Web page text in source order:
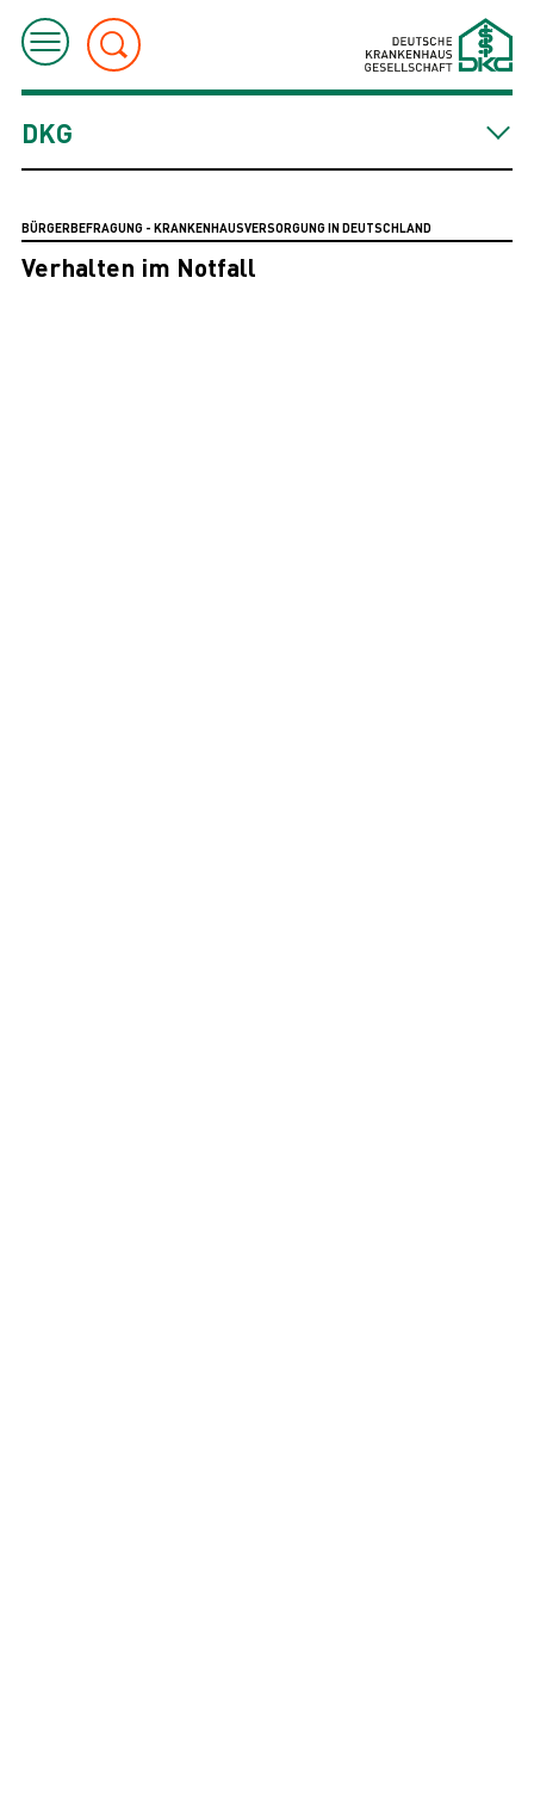
DKG
BÜRGERBEFRAGUNG - KRANKENHAUSVERSORGUNG IN DEUTSCHLAND
Verhalten im Notfall